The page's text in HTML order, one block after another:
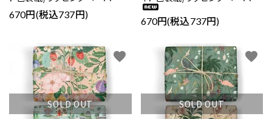
670円(税込737円)
670円(税込737円)
SOLD OUT
favorite
SOLD OUT
favorite